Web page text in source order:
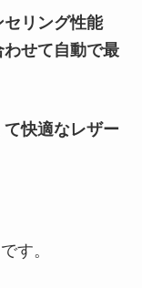
リング性能
せて自動で最
快適なレザー
す。